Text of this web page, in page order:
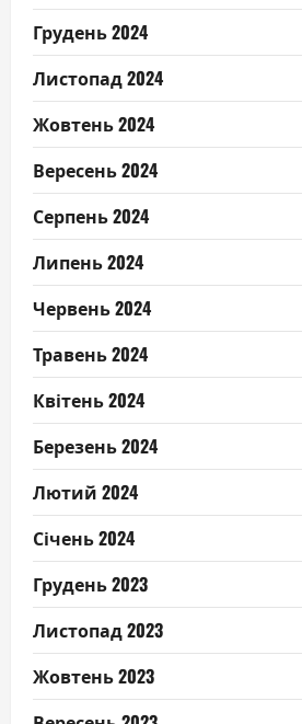
Грудень 2024
Листопад 2024
Жовтень 2024
Вересень 2024
Серпень 2024
Липень 2024
Червень 2024
Травень 2024
Квітень 2024
Березень 2024
Лютий 2024
Січень 2024
Грудень 2023
Листопад 2023
Жовтень 2023